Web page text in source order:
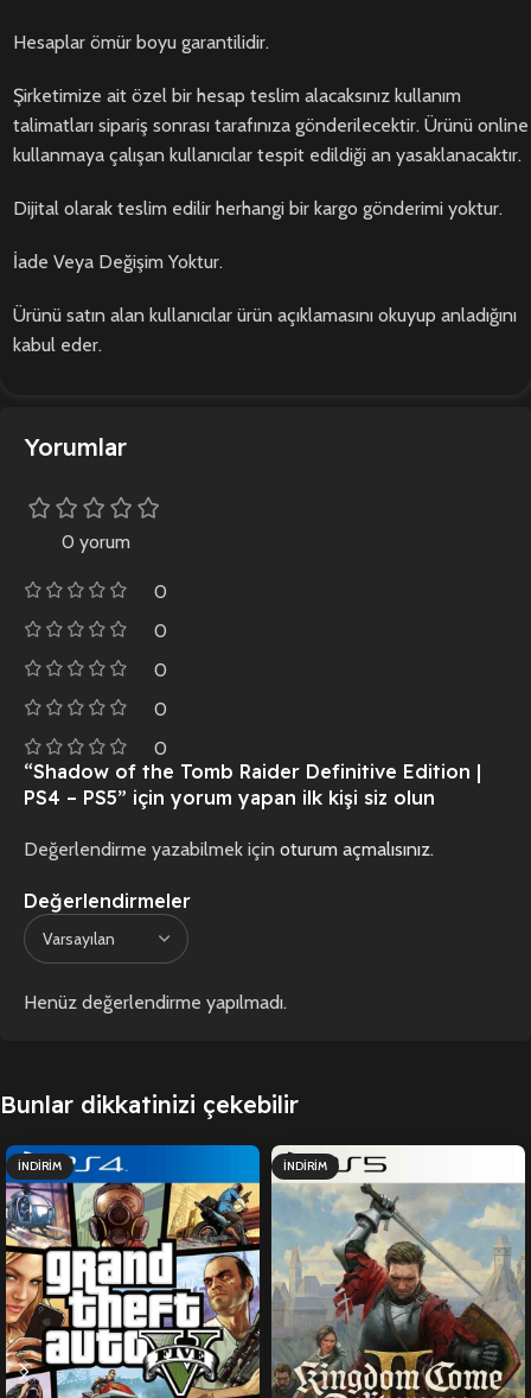
Hesaplar ömür boyu garantilidir.
Şirketimize ait özel bir hesap teslim alacaksınız kullanım
talimatları sipariş sonrası tarafınıza gönderilecektir. Ürünü online
kullanmaya çalışan kullanıcılar tespit edildiği an yasaklanacaktır.
Dijital olarak teslim edilir herhangi bir kargo gönderimi yoktur.
İade Veya Değişim Yoktur.
Ürünü satın alan kullanıcılar ürün açıklamasını okuyup anladığını
kabul eder.
Yorumlar
0 yorum
0
0
0
0
0
Değerlendirmeler
Henüz değerlendirme yapılmadı.
“Shadow of the Tomb Raider Definitive Edition |
PS4 – PS5” için yorum yapan ilk kişi siz olun
Değerlendirme yazabilmek için oturum açmalısınız.
Bunlar dikkatinizi çekebilir
İNDIRIM İNDIRIM